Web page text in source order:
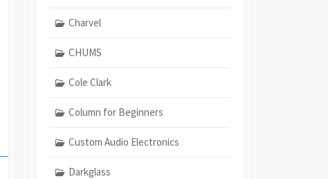
Charvel
CHUMS
Cole Clark
Column for Beginners
Custom Audio Electronics
Darkglass